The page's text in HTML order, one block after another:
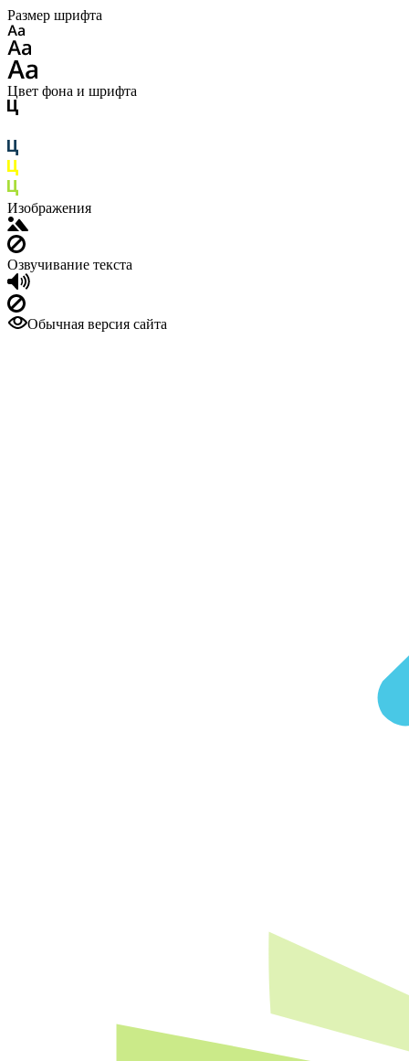
Размер шрифта
Цвет фона и шрифта
Изображения
Озвучивание текста
Обычная версия сайта